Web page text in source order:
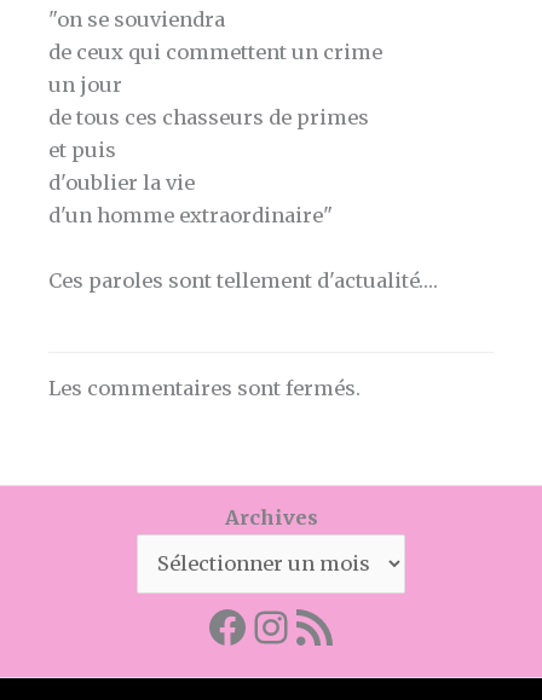
"on se souviendra
de ceux qui commettent un crime
un jour
de tous ces chasseurs de primes
et puis
d'oublier la vie
d'un homme extraordinaire"
Ces paroles sont tellement d'actualité….
Les commentaires sont fermés.
Archives
Facebook
Mon instagram
Abonnez-vous par RSS